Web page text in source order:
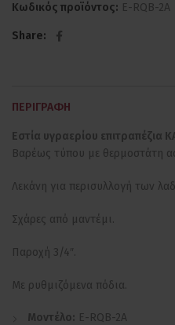
Κωδικός προϊόντος: E-RQB-2A
Share
ΠΕΡΙΓΡΑΦΉ
Εστία υγραερίου επιτραπέζια
Βαρέως τύπου με θερμοστάτη
Λεκάνη για περισυλλογή των
Σχάρες από μαντέμι.
Παροχή 3/4″.
Με ρυθμιζόμενα πόδια.
Μοντέλο: E-RQB-2A